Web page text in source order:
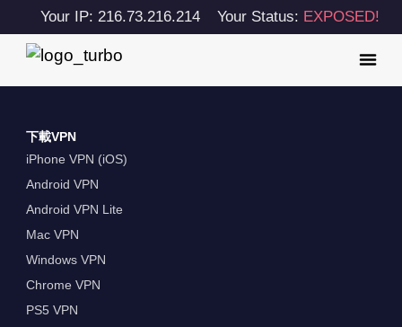
Your IP: 216.73.216.214 Your Status: EXPOSED!
下載VPN
iPhone VPN (iOS)
Android VPN
Android VPN Lite
Mac VPN
Windows VPN
Chrome VPN
PS5 VPN